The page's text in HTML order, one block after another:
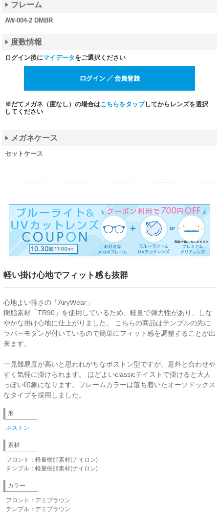
フレーム
AW-004-2 DMBR
度数情報
ログイン後にマイデータをご選択ください
※だてメガネ（度なし）の場合はこちらをタップしてからレンズを選択
してください
メガネケース
セットケース
軽い掛け心地でフィット感も抜群
心地よい軽さの「AiryWear」
樹脂素材「TR90」を使用しているため、軽量で弾力性があり、しな
やかな掛け心地に仕上がりました。 こちらの商品はテンプルの先に
ラバーモダンが付いているので簡単にフィット感を調整することが出
来ます。
一見難易度が高いと思われがちなボストン型ですが、意外と合わせや
すく気軽に掛けられます。 ほどよいclassicテイストで掛けると大人
っぽい印象になります。フレームカラーは落ち着いたオーソドックス
なタイプを採用しました。
形
ボストン
素材
フロント：軽量樹脂素材(ナイロン)
テンプル：軽量樹脂素材(ナイロン)
カラー
フロント：デミブラウン
テンプル：デミブラウン